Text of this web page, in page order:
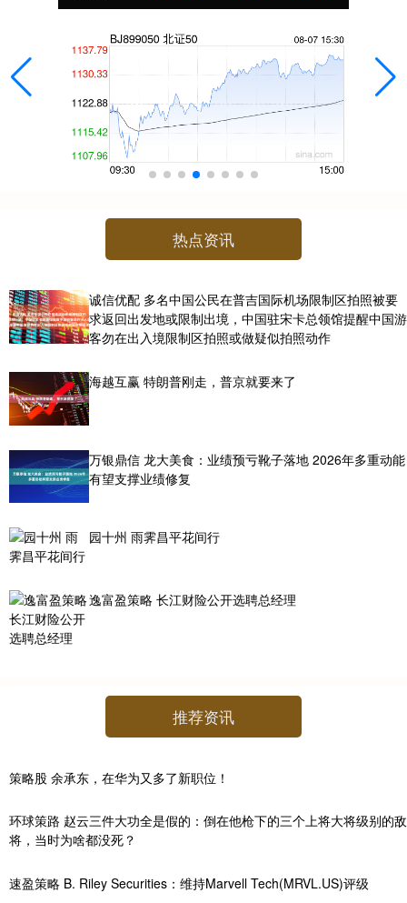
热点资讯
诚信优配 多名中国公民在普吉国际机场限制区拍照被要
求返回出发地或限制出境，中国驻宋卡总领馆提醒中国游
客勿在出入境限制区拍照或做疑似拍照动作
海越互赢 特朗普刚走，普京就要来了
万银鼎信 龙大美食：业绩预亏靴子落地 2026年多重动能
有望支撑业绩修复
园十州 雨霁昌平花间行
逸富盈策略 长江财险公开选聘总经理
推荐资讯
策略股 余承东，在华为又多了新职位！
环球策路 赵云三件大功全是假的：倒在他枪下的三个上将大将级别的敌
将，当时为啥都没死？
速盈策略 B. Riley Securities：维持Marvell Tech(MRVL.US)评级